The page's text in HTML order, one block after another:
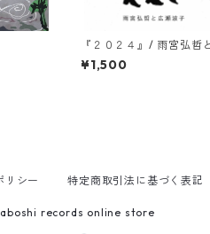
『２０２４』/ 雨宮弘哲
瀬波子
¥1,500
リシー 特定商取引法に基づく表記
records online store